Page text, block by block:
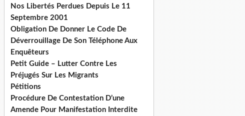
Nos Libertés Perdues Depuis Le 11
Septembre 2001
Obligation De Donner Le Code De
Déverrouillage De Son Téléphone Aux
Enquêteurs
Petit Guide – Lutter Contre Les
Préjugés Sur Les Migrants
Pétitions
Procédure De Contestation D’une
Amende Pour Manifestation Interdite